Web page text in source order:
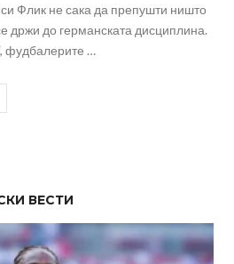
Флик не сака да препушти ништо
држи до германската дисциплина.
фудбалерите …
ВЕСТИ